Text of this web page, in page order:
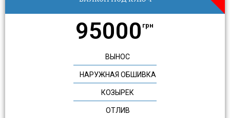
95000 грн
ВЫНОС
НАРУЖНАЯ ОБШИВКА
КОЗЫРЕК
ОТЛИВ